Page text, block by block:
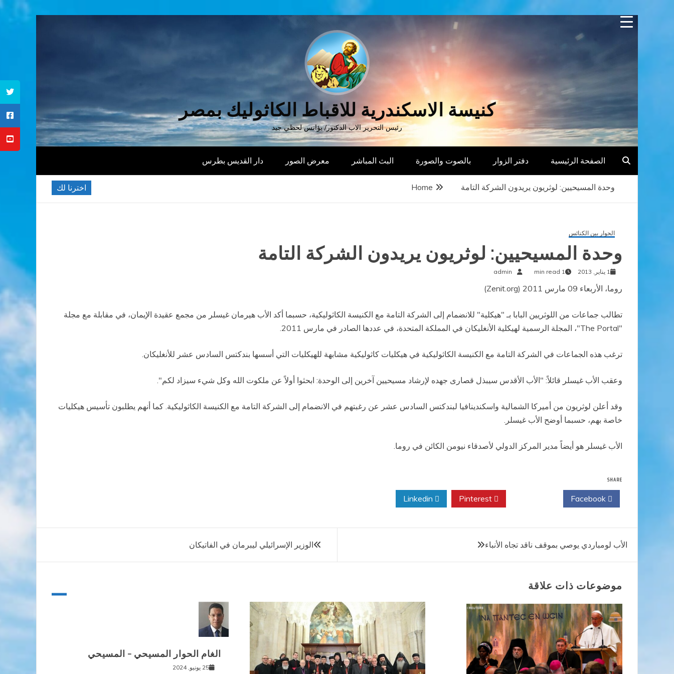
Skip
كنيسة الاسكندرية للاقباط الكاثوليك بمصر
رئيس التحرير الاب الدكتور/ يؤانس لحظي جيد
الصفحة الرئيسية دفتر الزوار بالصوت والصورة البث المباشر معرض الصور دار القديس بطرس
اخترنا لك Home وحدة المسيحيين: لوثريون يريدون الشركة التامة
الحوار بين الكنائس
وحدة المسيحيين: لوثريون يريدون الشركة التامة
1 يناير, 2013 1 min read
admin
روما، الأربعاء 09 مارس 2011 (Zenit.org)
تطالب جماعات من اللوثريين البابا بـ "هيكلية" للانضمام إلى الشركة التامة مع الكنيسة الكاثوليكية، حسبما أكد الأب هيرمان غيسلر من مجمع عقيدة الإيمان، في مقابلة مع مجلة
"The Portal"، المجلة الرسمية لهيكلية الأنغليكان في المملكة المتحدة، في عددها الصادر في مارس 2011.
ترغب هذه الجماعات في الشركة التامة مع الكنيسة الكاثوليكية في هيكليات كاثوليكية مشابهة للهيكليات التي أسسها بندكتس السادس عشر للأنغليكان.
وعقب الأب غيسلر قائلاً: "الأب الأقدس سيبذل قصارى جهده لإرشاد مسيحيين آخرين إلى الوحدة: ابحثوا أولاً عن ملكوت الله وكل شيء سيزاد لكم".
وقد أعلن لوثريون من أميركا الشمالية واسكندينافيا لبندكتس السادس عشر عن رغبتهم في الانضمام إلى الشركة التامة مع الكنيسة الكاثوليكية. كما أنهم يطلبون تأسيس هيكليات
خاصة بهم، حسبما أوضح الأب غيسلر.
الأب غيسلر هو أيضاً مدير المركز الدولي لأصدقاء نيومن الكائن في روما.
SHARE
تصفّح
المقالات
الوزير الإسرائيلي ليبرمان في الفاتيكان الأب لومباردي يوصي بموقف ناقد تجاه الأنباء
موضوعات ذات علاقة
الغام الحوار المسيحي – المسيحي
25 يونيو, 2024